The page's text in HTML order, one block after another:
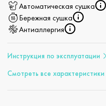
Автоматическая сушка
Бережная сушка
Антиаллергия
Инструкция по эксплуатации
Смотреть все характеристики